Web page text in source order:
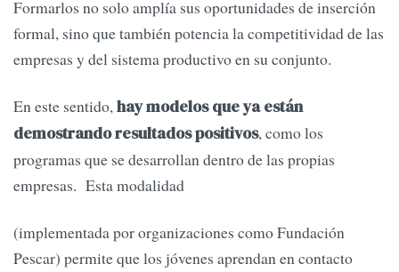
Formarlos no solo amplía sus oportunidades de inserción
formal, sino que también potencia la competitividad de las
empresas y del sistema productivo en su conjunto.
En este sentido,hay modelos que ya están
demostrando resultados positivos, como los
programas que se desarrollan dentro de las propias
empresas. Esta modalidad
(implementada por organizaciones como Fundación
Pescar) permite que los jóvenes aprendan en contacto